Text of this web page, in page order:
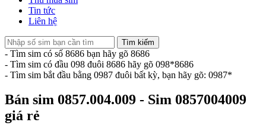
Tin tức
Liên hệ
Tìm kiếm
- Tìm sim có số 8686 bạn hãy gõ 8686
- Tìm sim có đầu 098 đuôi 8686 hãy gõ 098*8686
- Tìm sim bắt đầu bằng 0987 đuôi bất kỳ, bạn hãy gõ: 0987*
Bán sim 0857.004.009 - Sim 0857004009
giá rẻ